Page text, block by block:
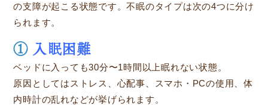
の支障が起こる状態です。不眠のタイプは次の4つに分け
られます。
① 入眠困難
ベッドに入っても30分〜1時間以上眠れない状態。
原因としてはストレス、心配事、スマホ・PCの使用、体
内時計の乱れなどが挙げられます。